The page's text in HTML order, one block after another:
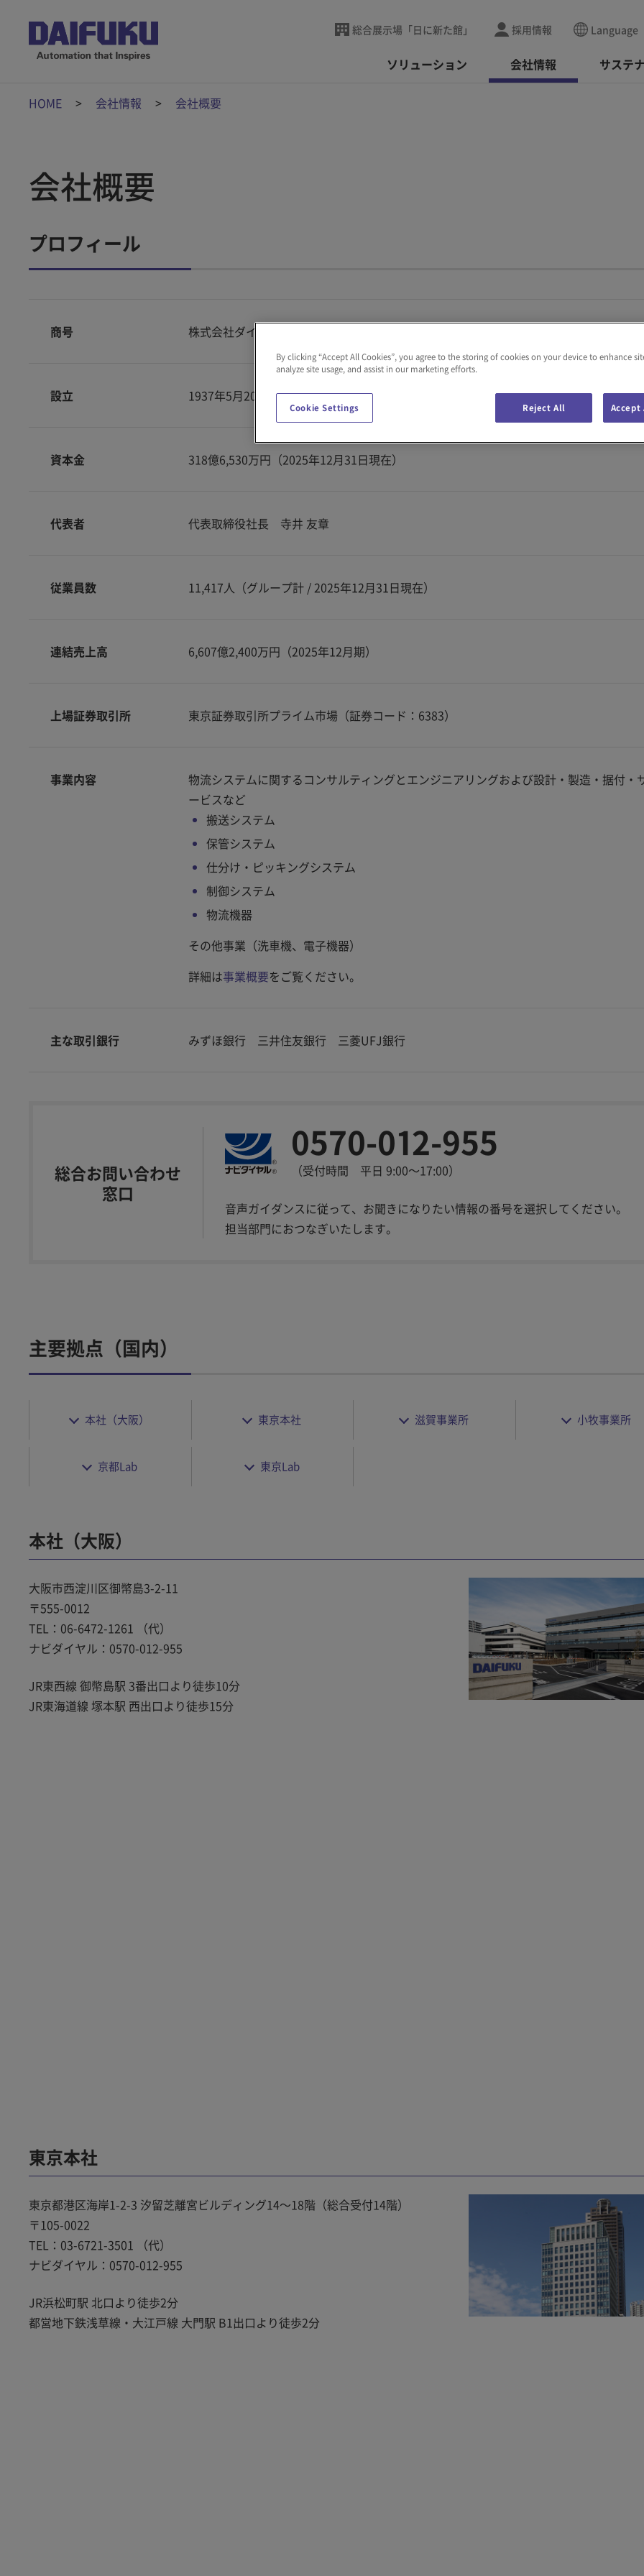
総合展示場「日に新た館」 採用情報 Language
ソリューション 会社情報 サステ
HOME 会社情報 会社概要
会社概要
プロフィール
商号 株式会社ダイフク（Daifuku Co., Ltd.）
設立 1937年5月20日
資本金 318億6,530万円（2025年12月31日現在）
代表者 代表取締役社長 寺井 友章
従業員数 11,417人（グループ計 / 2025年12月31日現在）
連結売上高 6,607億2,400万円（2025年12月期）
上場証券取引所 東京証券取引所プライム市場（証券コード：6383）
事業内容
物流システムに関するコンサルティングとエンジニアリングおよび設計・製造・据付・
ービスなど
搬送システム
保管システム
仕分け・ピッキングシステム
制御システム
物流機器
その他事業（洗車機、電子機器）
詳細は事業概要をご覧ください。
主な取引銀行 みずほ銀行 三井住友銀行 三菱UFJ銀行
総合お問い合わせ
窓口
0570-012-955
（受付時間 平日 9:00～17:00）
音声ガイダンスに従って、お聞きになりたい情報の番号を選択してください。
担当部門におつなぎいたします。
主要拠点（国内）
本社（大阪） 東京本社 滋賀事業所 小牧事業所
京都Lab 東京Lab
本社（大阪）
大阪市西淀川区御幣島3-2-11
〒555-0012
TEL：06-6472-1261 （代）
ナビダイヤル：0570-012-955
JR東西線 御幣島駅 3番出口より徒歩10分
JR東海道線 塚本駅 西出口より徒歩15分
東京本社
東京都港区海岸1-2-3 汐留芝離宮ビルディング14～18階（総合受付14階）
〒105-0022
TEL：03-6721-3501 （代）
ナビダイヤル：0570-012-955
JR浜松町駅 北口より徒歩2分
都営地下鉄浅草線・大江戸線 大門駅 B1出口より徒歩2分
By clicking “Accept All Cookies”, you agree to the storing of cookies on your device to enhance
analyze site usage, and assist in our marketing efforts.
Cookie Settings Reject All Accept